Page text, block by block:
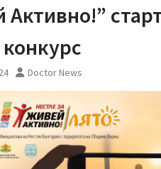
Doctor News